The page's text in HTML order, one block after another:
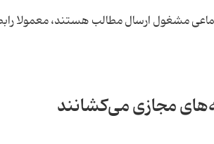
رسانه‌های اجتماعی مشغول ارسال مطالب هستند، معمولا
مجازی می‌کشانند